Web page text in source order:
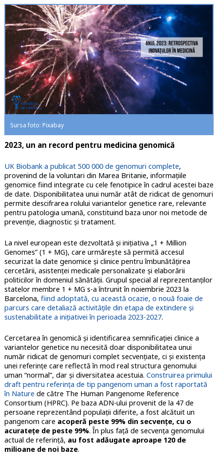
Sursa foto: Pixabay
2023, un an record pentru medicina genomică
UK Biobank a publicat 500 000 de genomuri complete,
provenind de la voluntari din Marea Britanie, informaţiile
genomice fiind integrate cu cele fenotipice în cadrul acestei baze
de date. Disponibilitatea unui număr atât de ridicat de genomuri
permite descifrarea rolului variantelor genetice rare, relevante
pentru patologia umană, constituind baza unor noi metode de
prevenţie, diagnostic şi tratament.
La nivel european este dezvoltată și inițiativa „1 + Million
Genomes” (1 + MG), care urmărește să permită accesul
securizat la date genomice și clinice pentru îmbunătățirea
cercetării, asistenței medicale personalizate și elaborării
politicilor în domeniul sănătății. Grupul special al reprezentanților
statelor membre 1 + MG s-a întrunit în noiembrie 2023 la
Barcelona, fiind adoptată, cu această ocazie, o nouă foaie de
parcurs care detaliază activitățile din etapa de extindere și
sustenabilitate a inițiativei în perioada 2023-2027.
Cercetarea în genomică şi identificarea semnificaţiei clinice a
variantelor genetice nu necesită doar disponibilitatea unui
număr ridicat de genomuri complet secvenţiate, ci şi existenţa
unei referinţe care reflectă în mod real structura genomului
uman “normal”, dar şi diversitatea acestuia. Construirea primului
draft pentru referința de tip pangenom uman a fost raportată
în Nature de către The Human Pangenome Reference
Consortium (HPRC). Pe baza ADN-ului provenit de la 47 de
persoane reprezentând populații diferite, a fost alcătuit un
pangenom care acoperă peste 99% din secvențe, cu o
acuratețe de peste 99%. În plus față de secvența genomului
actual de referință, au fost adăugate aproape 120 de
milioane de noi baze.